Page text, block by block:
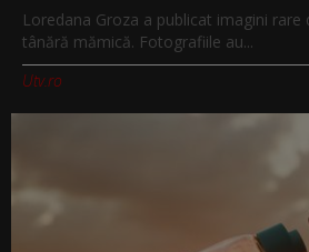
Loredana Groza a publicat imagini
tânără mămică. Fotografiile au...
Utv.ro